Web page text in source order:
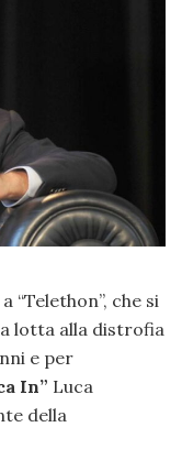
“Telethon”, che si
lotta alla distrofia
e per
In” Luca
della